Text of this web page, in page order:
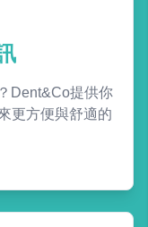
Dent&Co提供你
更方便與舒適的